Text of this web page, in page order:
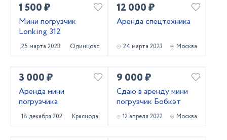
1 500 ₽
Мини погрузчик
Lonking 312
25 марта 2023 Одинцово
12 000 ₽
Аренда спецтехника
24 марта 2023 Москва
3 000 ₽
Аренда мини
погрузчика
18 декабря 2022 Краснодар
9 000 ₽
Сдаю в аренду мини
погрузчик Бобкэт
12 апреля 2022 Москва